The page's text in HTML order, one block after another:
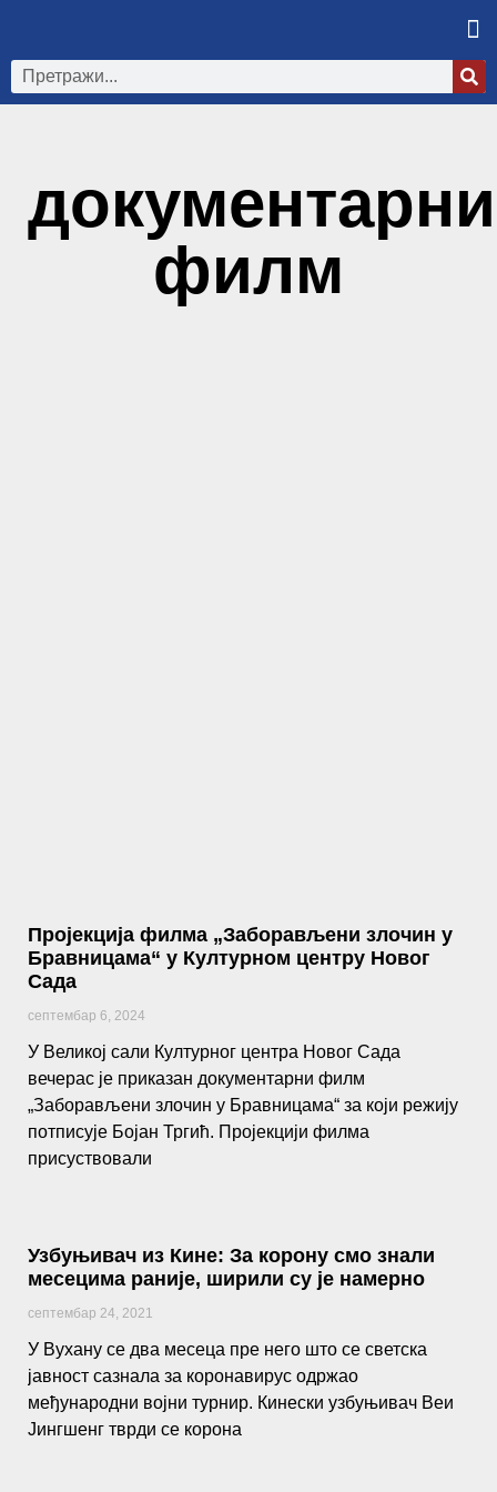
документарни
филм
Пројекција филма „Заборављени злочин у
Бравницама“ у Културном центру Новог
Сада
септембар 6, 2024
У Великој сали Културног центра Новог Сада
вечерас је приказан документарни филм
„Заборављени злочин у Бравницама“ за који режију
потписује Бојан Тргић. Пројекцији филма
присуствовали
Узбуњивач из Кине: За корону смо знали
месецима раније, ширили су је намерно
септембар 24, 2021
У Вухану се два месеца пре него што се светска
јавност сазнала за коронавирус одржао
међународни војни турнир. Кинески узбуњивач Веи
Јингшенг тврди се корона